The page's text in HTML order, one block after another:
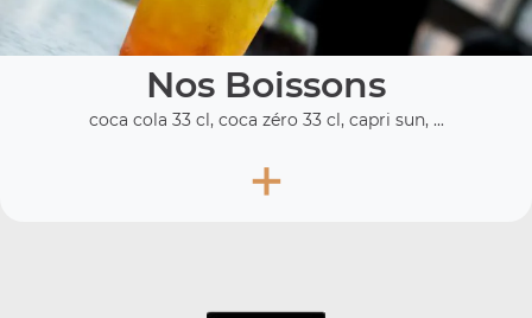
Nos Boissons
coca cola 33 cl, coca zéro 33 cl, capri sun, ...
+